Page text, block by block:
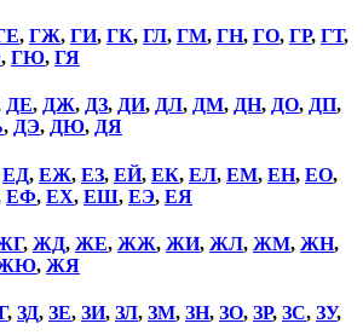
, ГЖ, ГИ, ГК, ГЛ, ГМ, ГН, ГО, ГР, ГТ,
, ГЮ, ГЯ
ДЕ, ДЖ, ДЗ, ДИ, ДЛ, ДМ, ДН, ДО, ДП,
, ДЭ, ДЮ, ДЯ
ЕД, ЕЖ, ЕЗ, ЕЙ, ЕК, ЕЛ, ЕМ, ЕН, ЕО,
ЕФ, ЕХ, ЕШ, ЕЭ, ЕЯ
, ЖД, ЖЕ, ЖЖ, ЖИ, ЖЛ, ЖМ, ЖН,
, ЖЯ
, ЗД, ЗЕ, ЗИ, ЗЛ, ЗМ, ЗН, ЗО, ЗР, ЗС, ЗУ,